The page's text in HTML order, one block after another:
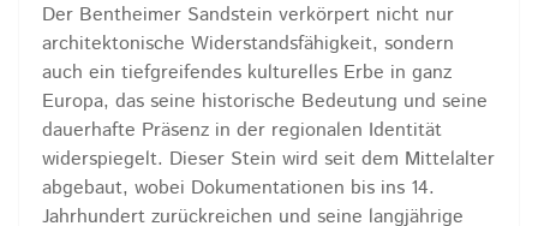
Der Bentheimer Sandstein verkörpert nicht nur
architektonische Widerstandsfähigkeit, sondern
auch ein tiefgreifendes kulturelles Erbe in ganz
Europa, das seine historische Bedeutung und seine
dauerhafte Präsenz in der regionalen Identität
widerspiegelt. Dieser Stein wird seit dem Mittelalter
abgebaut, wobei Dokumentationen bis ins 14.
Jahrhundert zurückreichen und seine langjährige